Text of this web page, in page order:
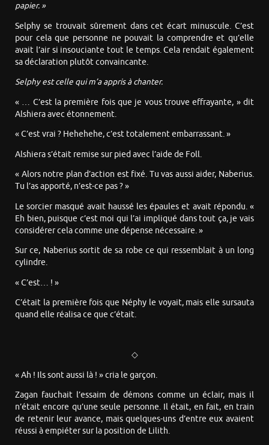
papier. »
Selphy se trouvait sûrement dans cet écart minuscule. C’est
pour cela que personne ne pouvait la comprendre et qu’elle
avait l’air si insouciante tout le temps. Cela rendait également
sa déclaration plutôt convaincante.
Selphy est celle qui m’a appris à chanter.
« … C’est la première fois que je vous trouve effrayante, » dit
Alshiera avec étonnement.
« C’est vrai ? Hehehehe, c’est totalement embarrassant. »
Alshiera s’était remise sur pied avec l’aide de Foll.
« Alors notre plan d’action est fixé. Tu vas aussi aider, Naberius.
Tu l’as apporté, n’est-ce pas ? »
Le sorcier masqué avait haussé les épaules et avait répondu. «
Eh bien, puisque c’est moi qui l’ai impliqué dans tout ça, je vais
considérer cela comme une dépense nécessaire. »
Sur ce, Naberius sortit de sa robe ce qui ressemblait à un long
cylindre.
« C’est… ! »
C’était la première fois que Néphy le voyait, mais elle sursauta
quand elle réalisa ce que c’était.
◇
« Ah ! Ils sont aussi là ! » cria le garçon.
Zagan fauchait l’essaim de démons comme un éclair, mais il
n’était encore qu’une seule personne. Il était, en fait, en train
de retenir leur avance, mais quelques-uns d’entre eux avaient
réussi à empiéter sur la position de Lilith.